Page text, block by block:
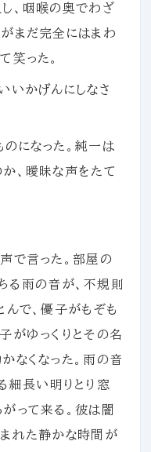
、咽喉の奥でわざ
まだ完全にはまわ
笑った。
かげんにしなさ
になった。純一は
、曖昧な声をたて
で言った。部屋の
る雨の音が、不規則
んで、優子がもぞも
がゆっくりとその名
なくなった。雨の音
細長い明りとり窓
って来る。彼は闇
れた静かな時間が